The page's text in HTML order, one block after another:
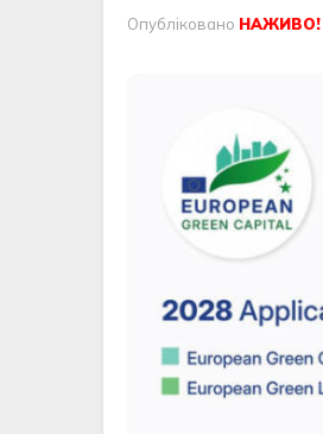
Опубліковано НАЖИВО!